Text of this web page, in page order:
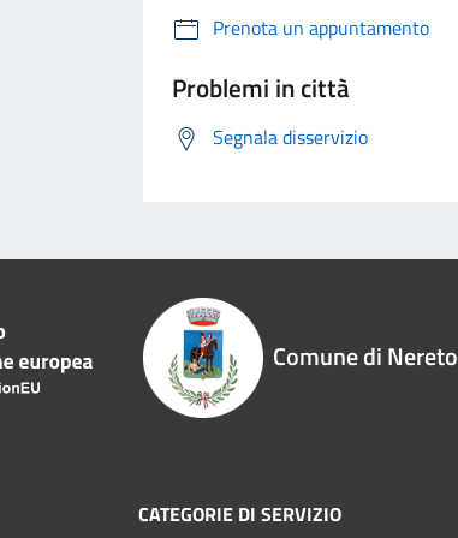
Prenota un appuntamento
Problemi in città
Segnala disservizio
Comune di Nereto
CATEGORIE DI SERVIZIO